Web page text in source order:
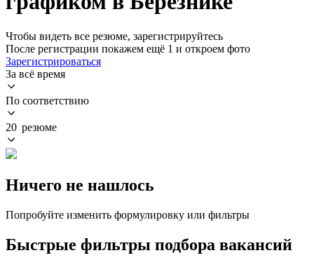
Чтобы видеть все резюме, зарегистрируйтесь
После регистрации покажем ещё 1 и откроем фото
Зарегистрироваться
За всё время
По соответствию
20 резюме
Ничего не нашлось
Попробуйте изменить формулировку или фильтры
Быстрые фильтры подбора вакансий